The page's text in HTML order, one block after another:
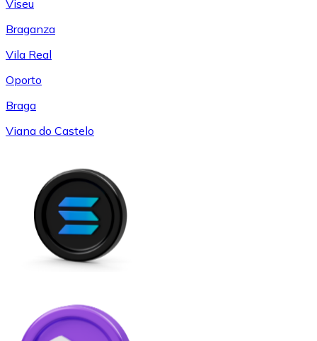
Viseu
Braganza
Vila Real
Oporto
Braga
Viana do Castelo